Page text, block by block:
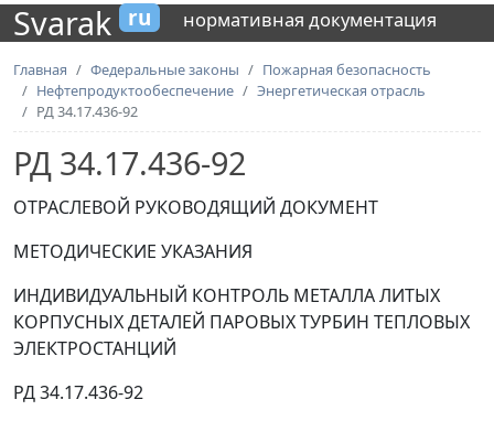
Svarak ru нормативная документация
Главная Федеральные законы
Пожарная безопасность
Нефтепродуктообеспечение
Энергетическая отрасль
РД 34.17.436-92
РД 34.17.436-92
ОТРАСЛЕВОЙ РУКОВОДЯЩИЙ ДОКУМЕНТ
МЕТОДИЧЕСКИЕ УКАЗАНИЯ
ИНДИВИДУАЛЬНЫЙ КОНТРОЛЬ МЕТАЛЛА ЛИТЫХ
КОРПУСНЫХ ДЕТАЛЕЙ ПАРОВЫХ ТУРБИН ТЕПЛОВЫХ
ЭЛЕКТРОСТАНЦИЙ
РД 34.17.436-92